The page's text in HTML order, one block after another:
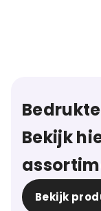
Bekijk
Bekijk